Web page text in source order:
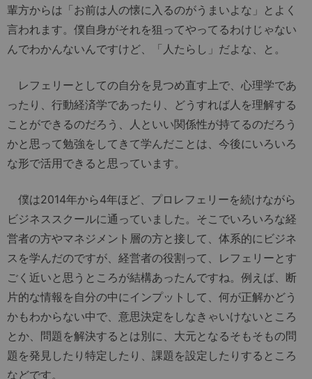
輩方からは「お前は人の懐に入るのがうまいよな」とよく
言われます。僕自身がそれを狙ってやってるわけじゃない
んでわかんないんですけど、「人たらし」だよな、と。
レフェリーとしての自分を見つめ直す上で、心理学であ
ったり、行動経済学であったり、どうすれば人を理解する
ことができるのだろう、人といい関係性が持てるのだろう
かと思って勉強をしてきて学んだことは、今後にいろいろ
な形で活用できると思っています。
僕は2014年から4年ほど、プロレフェリーを続けながら
ビジネススクールに通っていました。そこでいろいろな経
営者の方やマネジメント層の方と接して、体系的にビジネ
スを学んだのですが、経営者の役割って、レフェリーとす
ごく近いと思うところが結構あったんですね。例えば、断
片的な情報を自分の中にインプットして、何が正解かどう
かもわからない中で、意思決定をしなきゃいけないところ
とか、問題を解決するとは別に、大元となるそもそもの問
題を発見したり特定したり、課題を設定したりするところ
などです。